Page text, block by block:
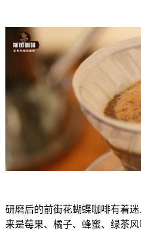
研磨后的前街花蝴蝶咖啡有着
来是莓果、橘子、蜂蜜、绿茶